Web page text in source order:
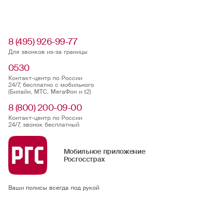
8 (495) 926-99-77
Для звонков из-за границы
0530
Контакт-центр по России
24/7, бесплатно с мобильного
(Билайн, МТС, МегаФон и t2)
8 (800) 200-09-00
Контакт-центр по России
24/7, звонок бесплатный
Мобильное приложение
Росгосстрах
Ваши полисы всегда под рукой